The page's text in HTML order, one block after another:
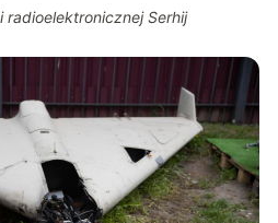
radioelektronicznej Serhij